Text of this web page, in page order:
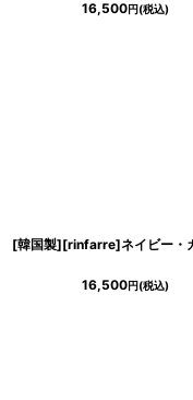
16,500円(税込)
16,500円(税込)